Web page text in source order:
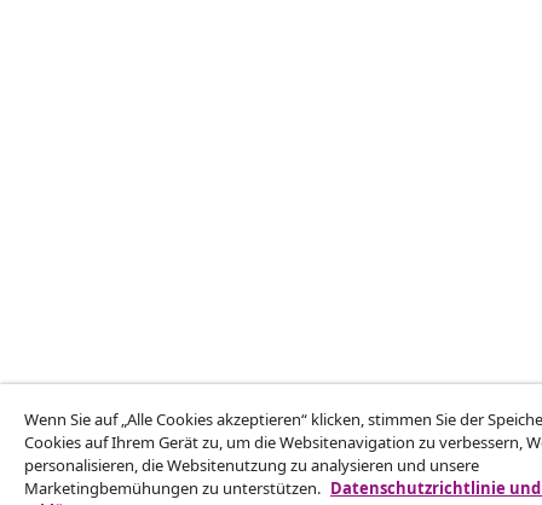
Wenn Sie auf „Alle Cookies akzeptieren“ klicken, stimmen Sie der
Cookies auf Ihrem Gerät zu, um die Websitenavigation zu verbessern,
personalisieren, die Websitenutzung zu analysieren und unsere
Marketingbemühungen zu unterstützen. Datenschutzrichtlinie und